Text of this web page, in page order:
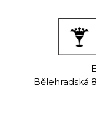
Bělehradská